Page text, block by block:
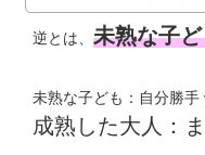
逆とは、 未熟な子
未熟な子ども：自分勝手
成熟した大人：